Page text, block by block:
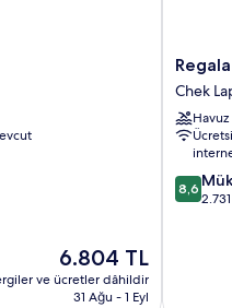
Güncel
fiyat:
6.804 TL
6.804 TL
ve ücretler dâhildir
31 Ağu - 1 Eyl
Regala
Skycity
Hotel
by
Regal
Hotels
Chek
Lap
Chek
Havuz
10
8,6